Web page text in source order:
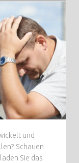
und
Schauen
Sie das